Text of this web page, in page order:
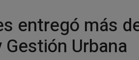
entregó más
Urbana